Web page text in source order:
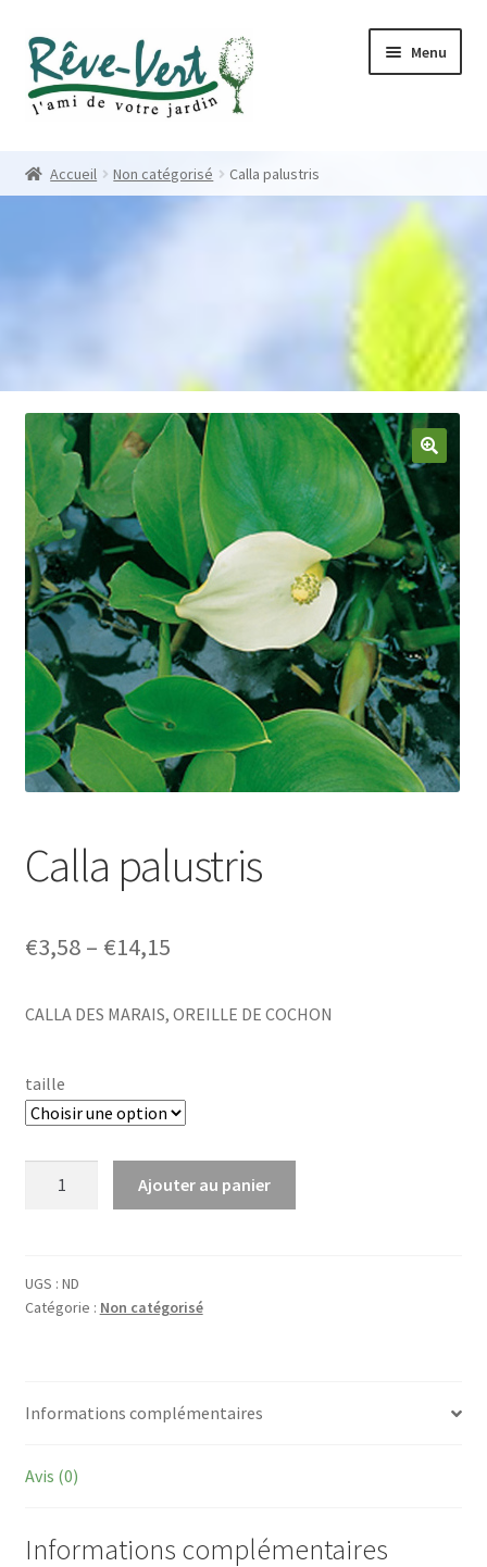
Skip
to
navigation
Skip
to
content
Menu
Accueil Non catégorisé Calla palustris
Calla palustris
€3,58 – €14,15Price
€3,58
€14,15
CALLA DES MARAIS, OREILLE DE COCHON
taille
Ajouter au panier
UGS : ND
Catégorie : Non catégorisé
Informations complémentaires
Avis (0)
Informations complémentaires